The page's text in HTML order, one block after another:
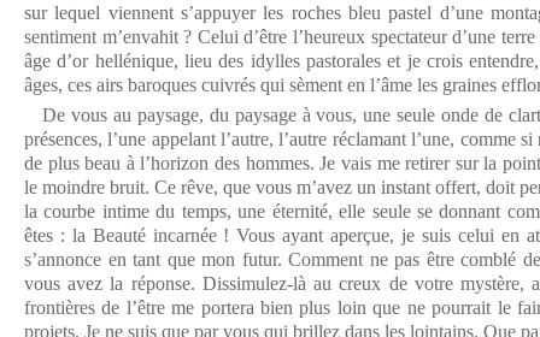
sur lequel viennent s’appuyer les roches bleu pastel d’une
sentiment m’envahit ? Celui d’être l’heureux spectateur d’une
âge d’or hellénique, lieu des idylles pastorales et je crois
âges, ces airs baroques cuivrés qui sèment en l’âme les graines
De vous au paysage, du paysage à vous, une seule onde de
présences, l’une appelant l’autre, l’autre réclamant l’une, comme
de plus beau à l’horizon des hommes. Je vais me retirer sur la
le moindre bruit. Ce rêve, que vous m’avez un instant offert, doit
la courbe intime du temps, une éternité, elle seule se donnant
êtes : la Beauté incarnée ! Vous ayant aperçue, je suis celui en
s’annonce en tant que mon futur. Comment ne pas être comblé
vous avez la réponse. Dissimulez-là au creux de votre mystère,
frontières de l’être me portera bien plus loin que ne pourrait le
projets. Je ne suis que par vous qui brillez dans les lointains. Que